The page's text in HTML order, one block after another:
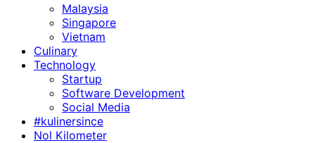
Malaysia
Singapore
Vietnam
Culinary
Technology
Startup
Software Development
Social Media
#kulinersince
Nol Kilometer